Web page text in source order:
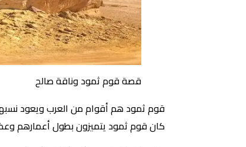
قصة قوم ثمود وناقة صالح
قوم ثمود هم أقوام من العرب ويعود
كان قوم ثمود يتميزون بطول أعمارهم